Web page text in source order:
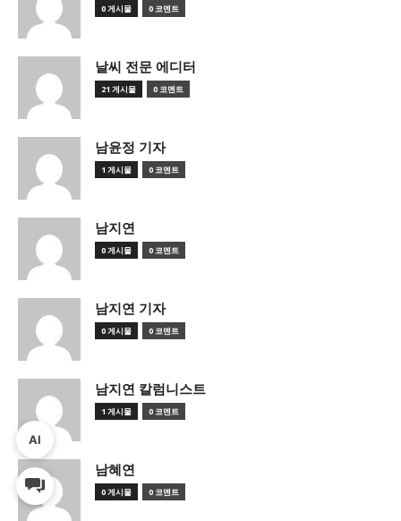
0 게시물 0 코멘트
날씨 전문 에디터
21 게시물 0 코멘트
남윤정 기자
1 게시물 0 코멘트
남지연
0 게시물 0 코멘트
남지연 기자
0 게시물 0 코멘트
남지연 칼럼니스트
1 게시물 0 코멘트
남혜연
0 게시물 0 코멘트
AI